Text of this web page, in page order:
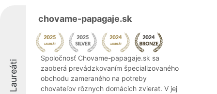
Laureáti
chovame-papagaje.sk
Spoločnosť Chovame-papagaje.sk sa
zaoberá prevádzkovaním špecializovaného
obchodu zameraného na potreby
chovateľov rôznych domácich zvierat. V jej